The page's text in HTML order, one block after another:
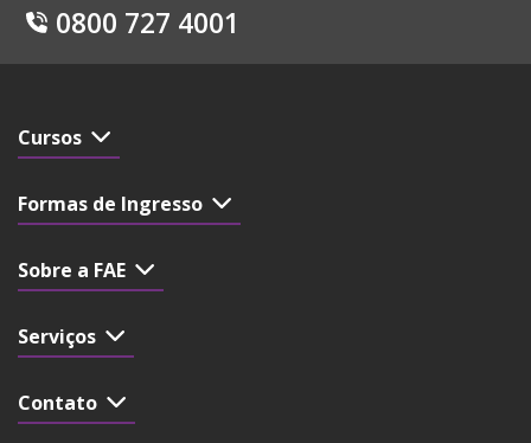
0800 727 4001
Cursos
Formas de Ingresso
Sobre a FAE
Serviços
Contato